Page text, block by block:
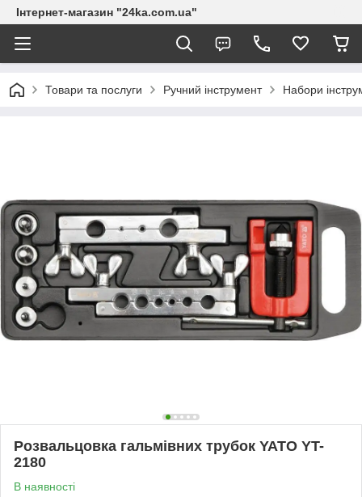
Інтернет-магазин "24ka.com.ua"
Товари та послуги Ручний інструмент Набори
Розвальцовка гальмівних трубок YATO YT-
2180
В наявності